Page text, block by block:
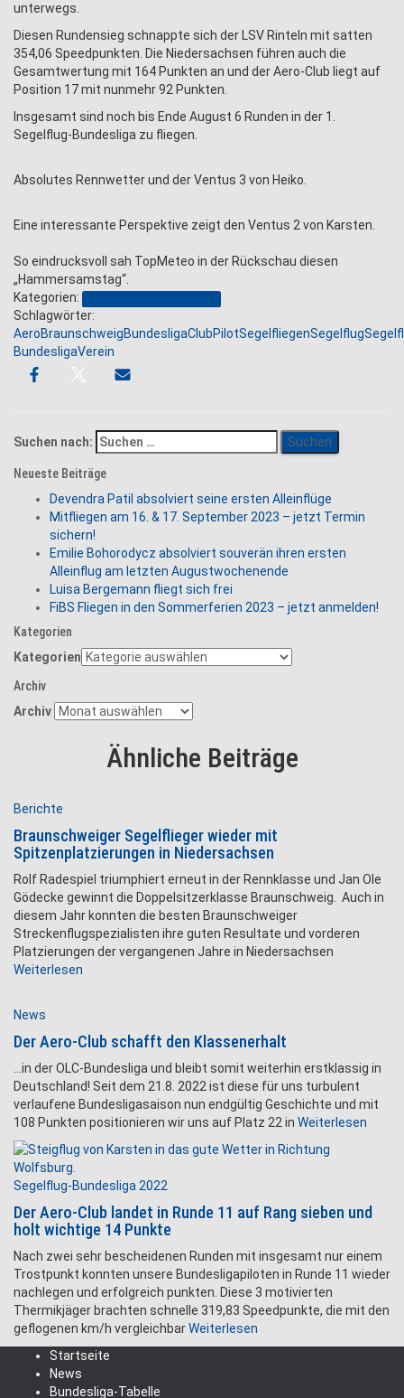
unterwegs.
Diesen Rundensieg schnappte sich der LSV Rinteln mit satten
354,06 Speedpunkten. Die Niedersachsen führen auch die
Gesamtwertung mit 164 Punkten an und der Aero-Club liegt auf
Position 17 mit nunmehr 92 Punkten.
Insgesamt sind noch bis Ende August 6 Runden in der 1.
Segelflug-Bundesliga zu fliegen.
Absolutes Rennwetter und der Ventus 3 von Heiko.
Eine interessante Perspektive zeigt den Ventus 2 von Karsten.
So eindrucksvoll sah TopMeteo in der Rückschau diesen
„Hammersamstag“.
Kategorien:
Schlagwörter:
AeroBraunschweigBundesligaClubPilotSegelfliegenSegelflug
BundesligaVerein
Suchen nach:
Neueste Beiträge
Devendra Patil absolviert seine ersten Alleinflüge
Mitfliegen am 16. & 17. September 2023 – jetzt Termin
sichern!
Emilie Bohorodycz absolviert souverän ihren ersten
Alleinflug am letzten Augustwochenende
Luisa Bergemann fliegt sich frei
FiBS Fliegen in den Sommerferien 2023 – jetzt anmelden!
Kategorien
Kategorien
Archiv
Archiv
Ähnliche Beiträge
Berichte
Braunschweiger Segelflieger wieder mit
Spitzenplatzierungen in Niedersachsen
Rolf Radespiel triumphiert erneut in der Rennklasse und Jan Ole
Gödecke gewinnt die Doppelsitzerklasse Braunschweig. Auch in
diesem Jahr konnten die besten Braunschweiger
Streckenflugspezialisten ihre guten Resultate und vorderen
Platzierungen der vergangenen Jahre in Niedersachsen
Weiterlesen
News
Der Aero-Club schafft den Klassenerhalt
…in der OLC-Bundesliga und bleibt somit weiterhin erstklassig in
Deutschland! Seit dem 21.8. 2022 ist diese für uns turbulent
verlaufene Bundesligasaison nun endgültig Geschichte und mit
108 Punkten positionieren wir uns auf Platz 22 in Weiterlesen
Segelflug-Bundesliga 2022
Der Aero-Club landet in Runde 11 auf Rang sieben und
holt wichtige 14 Punkte
Nach zwei sehr bescheidenen Runden mit insgesamt nur einem
Trostpunkt konnten unsere Bundesligapiloten in Runde 11 wieder
nachlegen und erfolgreich punkten. Diese 3 motivierten
Thermikjäger brachten schnelle 319,83 Speedpunkte, die mit den
geflogenen km/h vergleichbarWeiterlesen
Startseite
News
Bundesliga-Tabelle